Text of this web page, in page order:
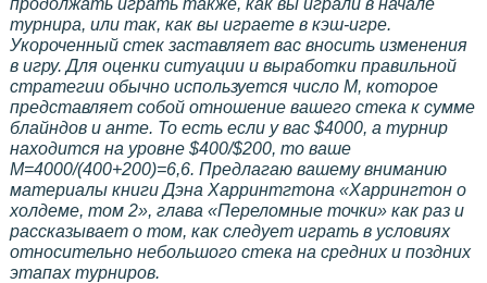
турнира, или так, как вы играете в кэш-игре.
Укороченный стек заставляет вас вносить изменения
в игру. Для оценки ситуации и выработки правильной
стратегии обычно используется число М, которое
представляет собой отношение вашего стека к сумме
блайндов и анте. То есть если у вас $4000, а турнир
находится на уровне $400/$200, то ваше
М=4000/(400+200)=6,6. Предлагаю вашему вниманию
материалы книги Дэна Харринтгтона «Харрингтон о
холдеме, том 2», глава «Переломные точки» как раз и
рассказывает о том, как следует играть в условиях
относительно небольшого стека на средних и поздних
этапах турниров.